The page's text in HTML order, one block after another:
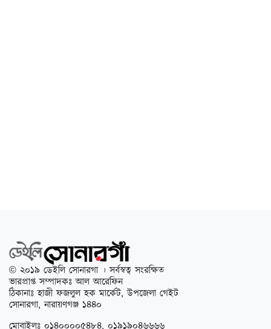
© ২০১৯ ডেইলি সোনারগা । সর্বস্বত্ব সংরক্ষিত
ভারপ্রাপ্ত সম্পাদকঃ আল আরেফিন
ঠিকানাঃ হাজী ফজলুল হক মার্কেট, উপজেলা গেইট
সোনারগা, নারায়ণগঞ্জ ১৪৪০
মোবাইলঃ ০১৪০০০০৫৪৮৪, ০১৯১৯০৪৬৬৬৬